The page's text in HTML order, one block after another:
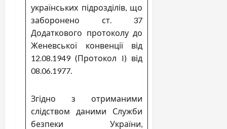
українських підрозділів, що
заборонено ст. 37
Додаткового протоколу до
Женевської конвенції від
12.08.1949 (Протокол I) від
08.06.1977.
Згідно з отриманими
слідством даними Служби
безпеки України,